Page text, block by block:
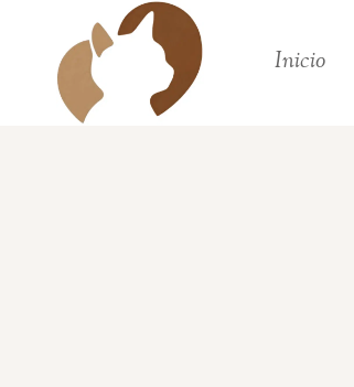
contenido
Inicio